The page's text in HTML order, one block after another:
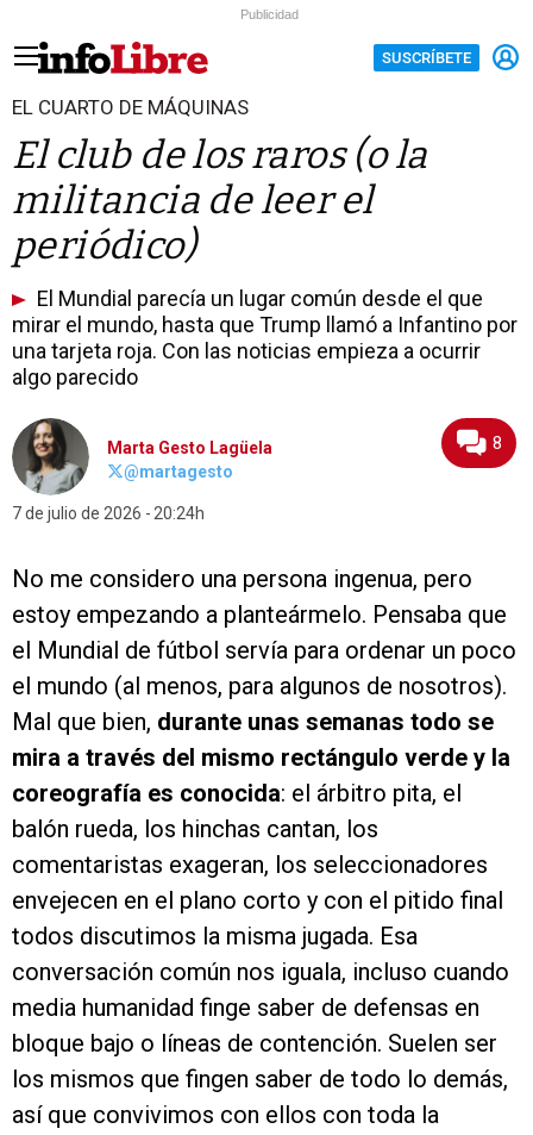
Publicidad
SUSCRÍBETE
EL CUARTO DE MÁQUINAS
El club de los raros (o la
militancia de leer el
periódico)
El Mundial parecía un lugar común desde el que
mirar el mundo, hasta que Trump llamó a Infantino por
una tarjeta roja. Con las noticias empieza a ocurrir
algo parecido
Marta Gesto Lagüela
@martagesto
7 de julio de 2026 20:24h
8
No me considero una persona ingenua, pero
estoy empezando a planteármelo. Pensaba que
el Mundial de fútbol servía para ordenar un poco
el mundo (al menos, para algunos de nosotros).
Mal que bien, durante unas semanas todo se
mira a través del mismo rectángulo verde y la
coreografía es conocida: el árbitro pita, el
balón rueda, los hinchas cantan, los
comentaristas exageran, los seleccionadores
envejecen en el plano corto y con el pitido final
todos discutimos la misma jugada. Esa
conversación común nos iguala, incluso cuando
media humanidad finge saber de defensas en
bloque bajo o líneas de contención. Suelen ser
los mismos que fingen saber de todo lo demás,
así que convivimos con ellos con toda la